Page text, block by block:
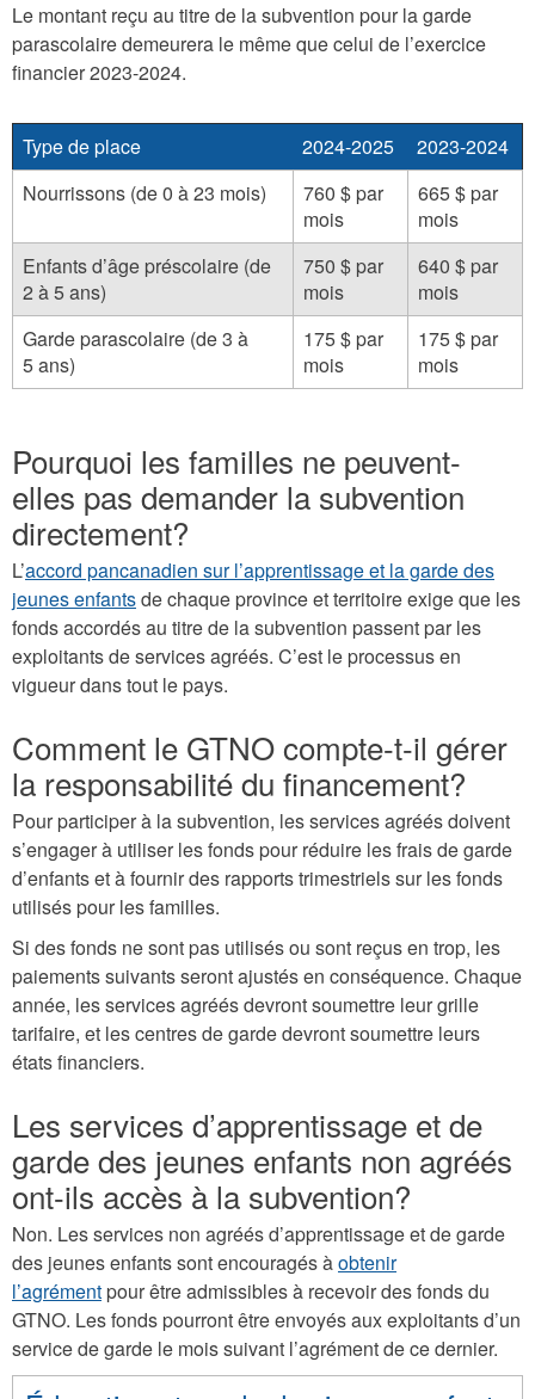
Le montant reçu au titre de la subvention pour la garde
parascolaire demeurera le même que celui de l’exercice
financier 2023-2024.
Type de place 2024-2025
2023-2024
Nourrissons (de 0 à 23 mois)
760 $ par
mois
665 $ par
mois
Enfants d’âge préscolaire (de
2 à 5 ans)
750 $ par
mois
640 $ par
mois
Garde parascolaire (de 3 à
5 ans)
175 $ par
mois
175 $ par
mois
Pourquoi les familles ne peuvent-
elles pas demander la subvention
directement?
L’accord pancanadien sur l’apprentissage et la garde des
jeunes enfantsde chaque province et territoire exige que les
fonds accordés au titre de la subvention passent par les
exploitants de services agréés. C’est le processus en
vigueur dans tout le pays.
Comment le GTNO compte-t-il gérer
la responsabilité du financement?
Pour participer à la subvention, les services agréés doivent
s’engager à utiliser les fonds pour réduire les frais de garde
d’enfants et à fournir des rapports trimestriels sur les fonds
utilisés pour les familles.
Si des fonds ne sont pas utilisés ou sont reçus en trop, les
paiements suivants seront ajustés en conséquence. Chaque
année, les services agréés devront soumettre leur grille
tarifaire, et les centres de garde devront soumettre leurs
états financiers.
Les services d’apprentissage et de
garde des jeunes enfants non agréés
ont-ils accès à la subvention?
Non. Les services non agréés d’apprentissage et de garde
des jeunes enfants sont encouragés àobtenir
l’agrémentpour être admissibles à recevoir des fonds du
GTNO. Les fonds pourront être envoyés aux exploitants d’un
service de garde le mois suivant l’agrément de ce dernier.